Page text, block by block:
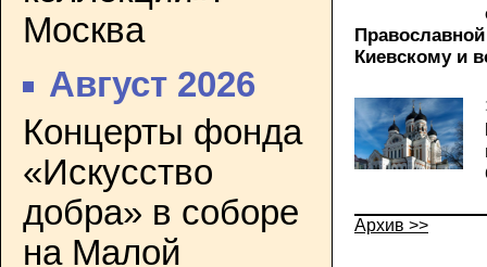
Москва
Август 2026
Концерты фонда
«Искусство
добра» в соборе
на Малой
Киевскому и
Архив >>